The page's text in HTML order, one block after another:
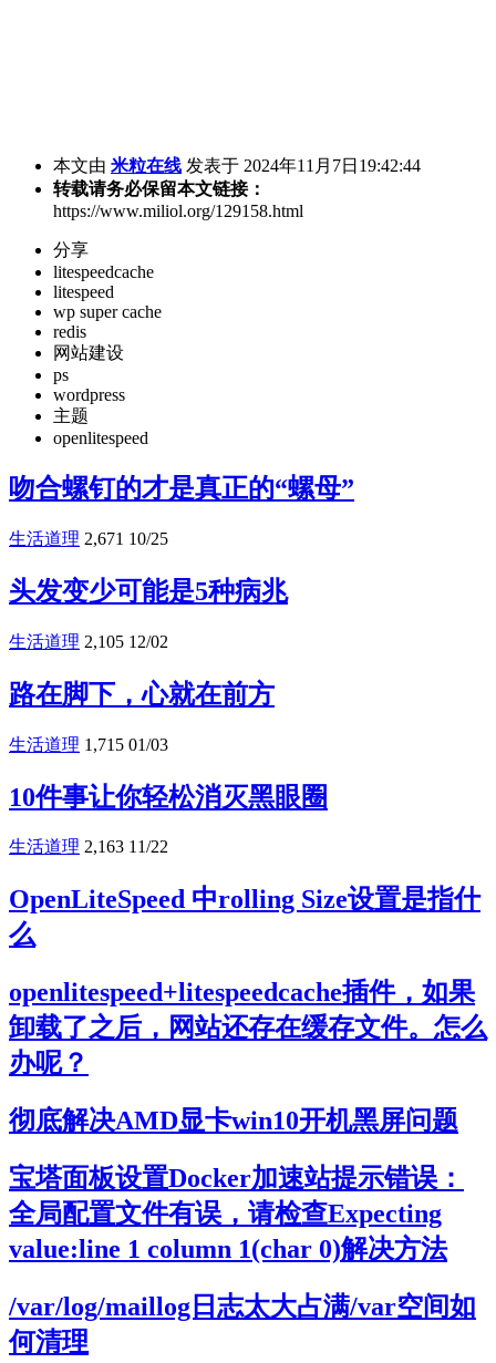
本文由 米粒在线 发表于 2024年11月7日19:42:44
转载请务必保留本文链接：
https://www.miliol.org/129158.html
分享
litespeedcache
litespeed
wp super cache
redis
网站建设
ps
wordpress
主题
openlitespeed
吻合螺钉的才是真正的“螺母”
生活道理 2,671 10/25
头发变少可能是5种病兆
生活道理 2,105 12/02
路在脚下，心就在前方
生活道理 1,715 01/03
10件事让你轻松消灭黑眼圈
生活道理 2,163 11/22
OpenLiteSpeed 中rolling Size设置是指什
么
openlitespeed+litespeedcache插件，如果
卸载了之后，网站还存在缓存文件。怎么
办呢？
彻底解决AMD显卡win10开机黑屏问题
宝塔面板设置Docker加速站提示错误：
全局配置文件有误，请检查Expecting
value:line 1 column 1(char 0)解决方法
/var/log/maillog日志太大占满/var空间如
何清理